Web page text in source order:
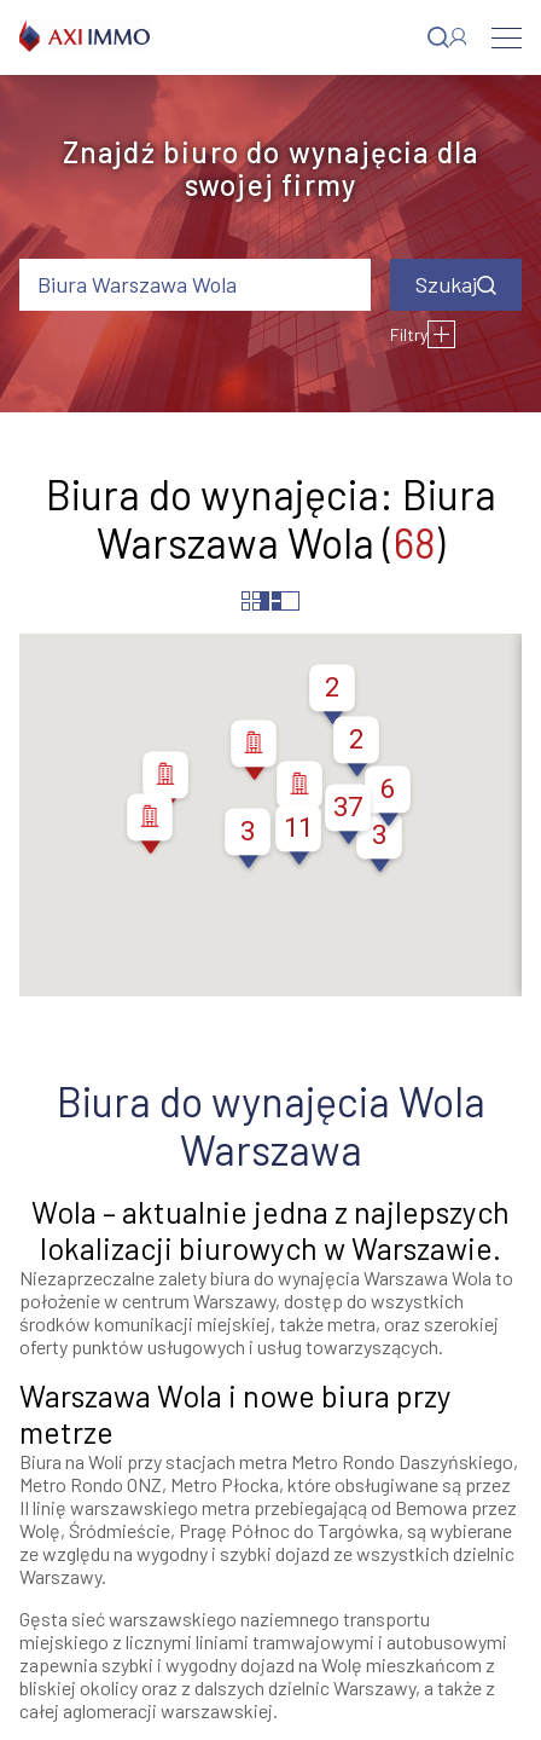
treści
Znajdź biuro do wynajęcia dla
swojej firmy
Biura Warszawa Wola
Filtry
Typ budynku Status budynku Klimatyzacja Otwierane okna Podnoszona
Biura do wynajęcia: Biura
Warszawa Wola (68)
37
11 3
3
6
2
2
Biura do wynajęcia Wola
Warszawa
Wola – aktualnie jedna z najlepszych
lokalizacji biurowych w Warszawie.
Niezaprzeczalne zalety biura do wynajęcia Warszawa Wola to
położenie w centrum Warszawy, dostęp do wszystkich
środków komunikacji miejskiej, także metra, oraz szerokiej
oferty punktów usługowych i usług towarzyszących.
Warszawa Wola i nowe biura przy
metrze
Biura na Woli przy stacjach metra Metro Rondo Daszyńskiego,
Metro Rondo ONZ, Metro Płocka, które obsługiwane są przez
II linię warszawskiego metra przebiegającą od Bemowa przez
Wolę, Śródmieście, Pragę Północ do Targówka, są wybierane
ze względu na wygodny i szybki dojazd ze wszystkich dzielnic
Warszawy.
Gęsta sieć warszawskiego naziemnego transportu
miejskiego z licznymi liniami tramwajowymi i autobusowymi
zapewnia szybki i wygodny dojazd na Wolę mieszkańcom z
bliskiej okolicy oraz z dalszych dzielnic Warszawy, a także z
całej aglomeracji warszawskiej.